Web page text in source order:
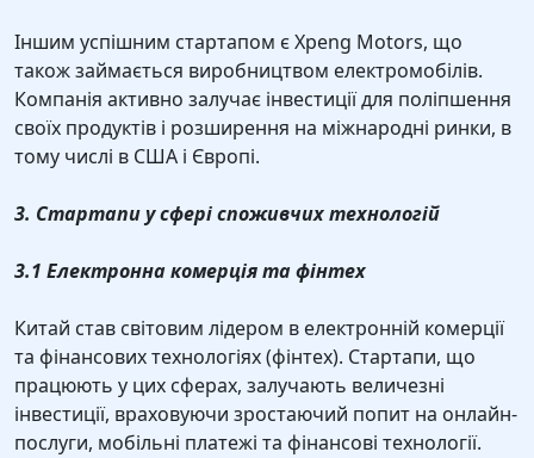
Іншим успішним стартапом є Xpeng Motors, що
також займається виробництвом електромобілів.
Компанія активно залучає інвестиції для поліпшення
своїх продуктів і розширення на міжнародні ринки, в
тому числі в США і Європі.
3. Стартапи у сфері споживчих технологій
3.1 Електронна комерція та фінтех
Китай став світовим лідером в електронній комерції
та фінансових технологіях (фінтех). Стартапи, що
працюють у цих сферах, залучають величезні
інвестиції, враховуючи зростаючий попит на онлайн-
послуги, мобільні платежі та фінансові технології.